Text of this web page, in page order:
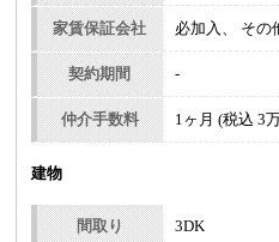
家賃保証会社 必加入、 その
契約期間 -
仲介手数料 1ヶ月 (税込 3
建物
間取り 3DK